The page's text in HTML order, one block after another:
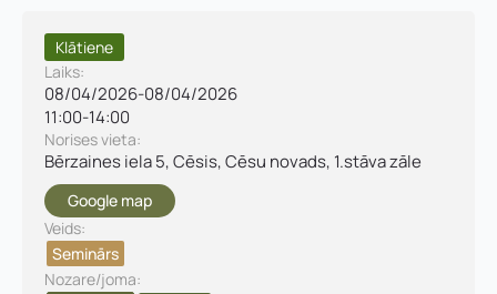
Klātiene
Laiks:
08/04/2026-08/04/2026
11:00-14:00
Norises vieta:
Bērzaines iela 5, Cēsis, Cēsu novads, 1.stāva zāle
Google map
Veids:
Seminārs
Nozare/joma:
Vārds *
Uzvārds*
Vārds, uzvārds*
Uzņēmuma reģistrācijas numurs:
E-pasta adrese: